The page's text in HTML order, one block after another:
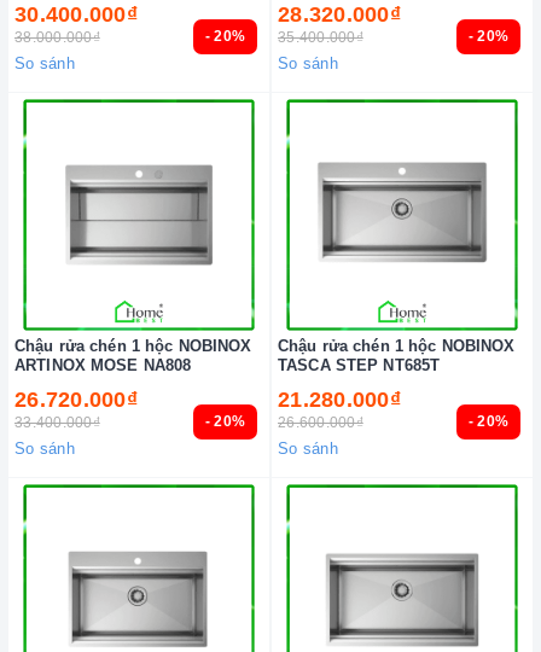
- 20%
30.400.000₫
38.000.000₫
So sánh
- 20%
28.320.000₫
35.400.000₫
So sánh
- 20%
Chậu rửa chén 1 hộc NOBINOX
ARTINOX MOSE NA808
26.720.000₫
33.400.000₫
So sánh
- 20%
Chậu rửa chén 1 hộc NOBINOX
TASCA STEP NT685T
21.280.000₫
26.600.000₫
So sánh